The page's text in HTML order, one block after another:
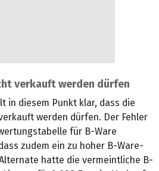
verkauft werden dürfen
in diesem Punkt klar, dass die
werden dürfen. Der Fehler
für B-Ware
zudem ein zu hoher B-Ware-
hatte die vermeintliche B-